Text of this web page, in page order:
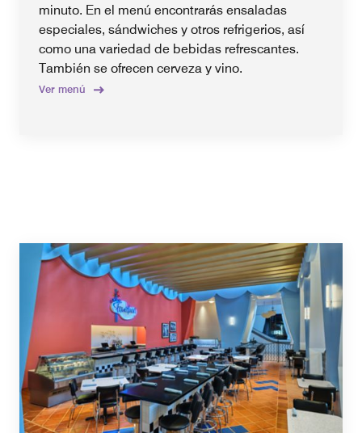
minuto. En el menú encontrarás ensaladas
especiales, sándwiches y otros refrigerios, así
como una variedad de bebidas refrescantes.
También se ofrecen cerveza y vino.
Ver menú